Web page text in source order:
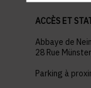
ACCÈS ET
Abbaye de
28 Rue
Parking à